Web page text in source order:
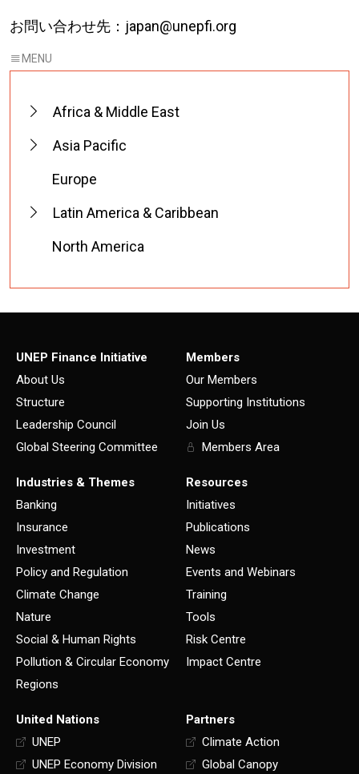
お問い合わせ先：japan@unepfi.org
Africa & Middle East
Asia Pacific
Europe
Latin America & Caribbean
North America
UNEP Finance Initiative
About Us
Structure
Leadership Council
Global Steering Committee
Members
Our Members
Supporting Institutions
Join Us
Members Area
Industries & Themes
Banking
Insurance
Investment
Policy and Regulation
Climate Change
Nature
Social & Human Rights
Pollution & Circular Economy
Regions
Resources
Initiatives
Publications
News
Events and Webinars
Training
Tools
Risk Centre
Impact Centre
United Nations
UNEP
UNEP Economy Division
Partners
Climate Action
Global Canopy